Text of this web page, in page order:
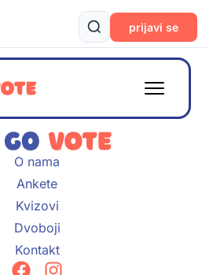
prijavi se
O nama
Ankete
Kvizovi
Dvoboji
Kontakt